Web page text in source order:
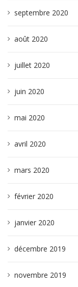
septembre 2020
août 2020
juillet 2020
juin 2020
mai 2020
avril 2020
mars 2020
février 2020
janvier 2020
décembre 2019
novembre 2019